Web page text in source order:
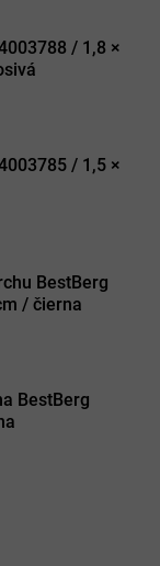
/ 1,8 ×
/ 1,5 ×
BestBerg
/ čierna
BestBerg